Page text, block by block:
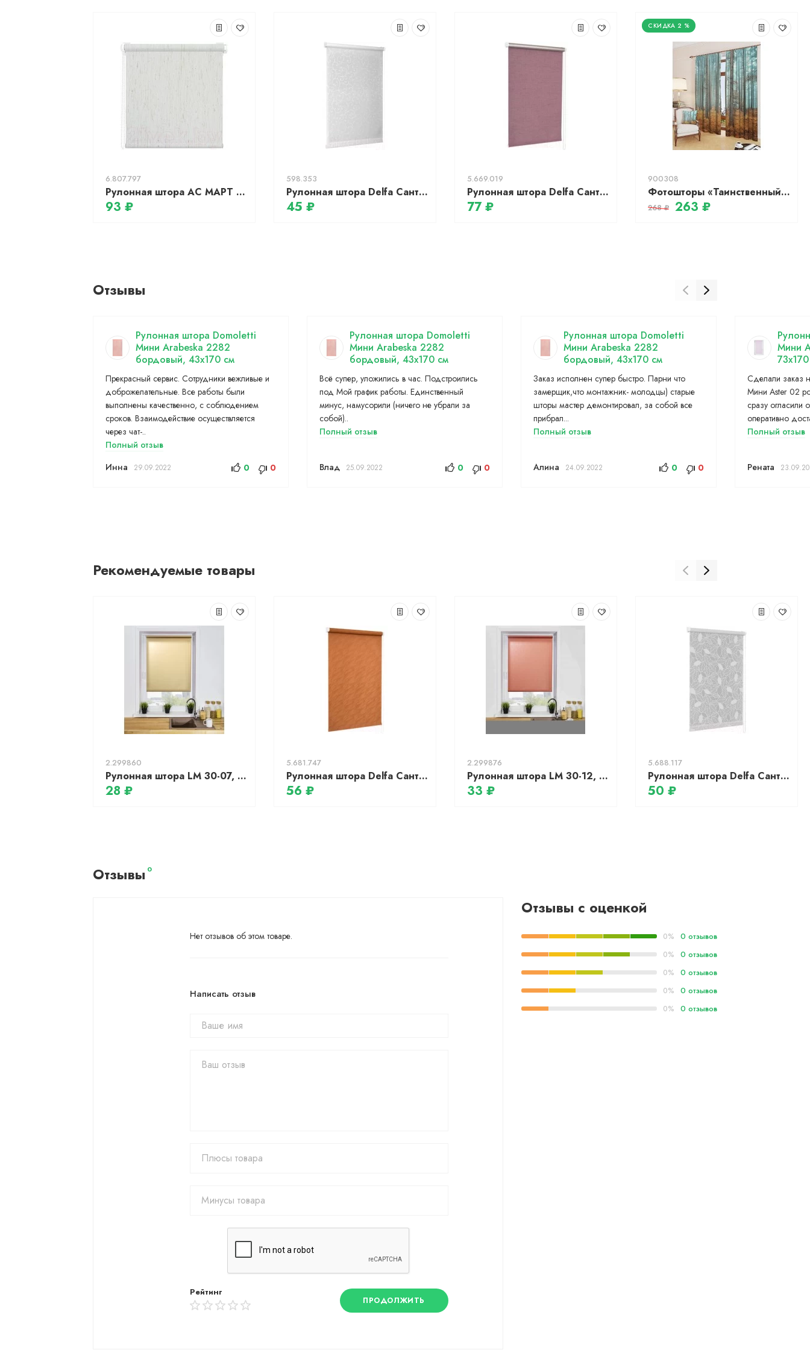
6.807.797
Рулонная штора АС МАРТ Мадагаскар 45x200 (лен)
93 ₽
598.353
Рулонная штора Delfa Сантайм Жаккард Прима СРШ-01 МД8118 (48x170, белый)
45 ₽
5.669.019
Рулонная штора Delfa Сантайм Эстера Термо-Блэкаут СРШ-01М 70308 (81x170, розовый)
77 ₽
2 %
900308
Фотошторы «Таинственный лес»
268 ₽ 263 ₽
Отзывы
Рулонная штора Domoletti
Мини Arabeska 2282
бордовый, 43x170 см
Прекрасный сервис. Сотрудники вежливые и
доброжелательные. Все работы были
выполнены качественно, с соблюдением
сроков. Взаимодействие осуществляется
через чат-..
Полный отзыв
Инна
29.09.2022 0 0
Рулонная штора Domoletti
Мини Arabeska 2282
бордовый, 43x170 см
Всё супер, уложились в час. Подстроились
под Мой график работы. Единственный
минус, намусорили (ничего не убрали за
собой)..
Полный отзыв
Влад 25.09.2022 0 0
Рулонная штора Domoletti
Мини Arabeska 2282
бордовый, 43x170 см
Заказ исполнен супер быстро. Парни что
замерщик,что монтажник- молодцы) старые
шторы мастер демонтировал, за собой все
прибрал...
Полный отзыв
Алина 24.09.2022 0 0
Мини
Сделали заказ
Мини Aster 02
сразу огласили
оперативно
Полный отзыв
Рената
Рекомендуемые товары
2.299860
Рулонная штора LM 30-07, 48х160см, бежевый
28 ₽
5.681.747
Рулонная штора Delfa Сантайм Жаккард Веда СРШ-01М 844 (73x170, терракотта)
56 ₽
2.299876
Рулонная штора LM 30-12, 61х160см, кораловый
33 ₽
5.688.117
Рулонная штора Delfa Сантайм Глория СРШ-01М 2403 (52x170, лавр)
50 ₽
Отзывы 0
Нет отзывов об этом товаре.
Написать отзыв
Рейтинг
ПРОДОЛЖИТЬ
Отзывы с оценкой
0% 0 отзывов
0% 0 отзывов
0% 0 отзывов
0% 0 отзывов
0% 0 отзывов